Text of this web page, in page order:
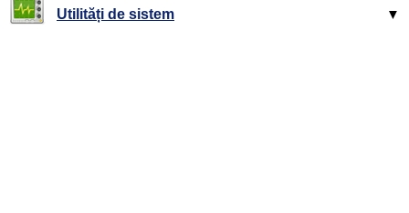
Utilități de sistem ▼